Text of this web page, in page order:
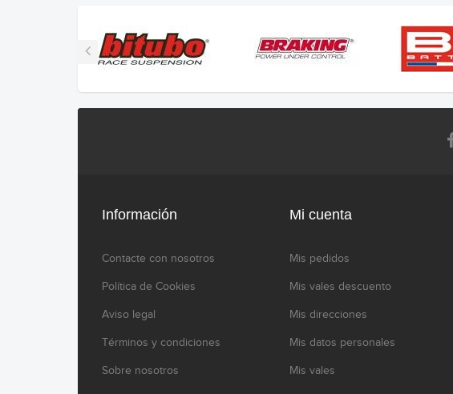
Información
Contacte con nosotros
Política de Cookies
Aviso legal
Términos y condiciones
Sobre nosotros
Mi cuenta
Mis pedidos
Mis vales descuento
Mis direcciones
Mis datos personales
Mis vales